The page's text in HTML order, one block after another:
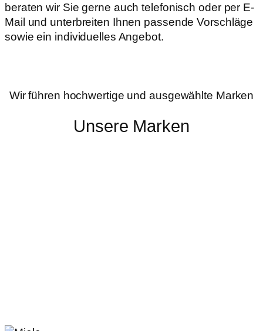
beraten wir Sie gerne auch telefonisch oder per E-
Mail und unterbreiten Ihnen passende Vorschläge
sowie ein individuelles Angebot.
Wir führen hochwertige und ausgewählte Marken
Unsere Marken